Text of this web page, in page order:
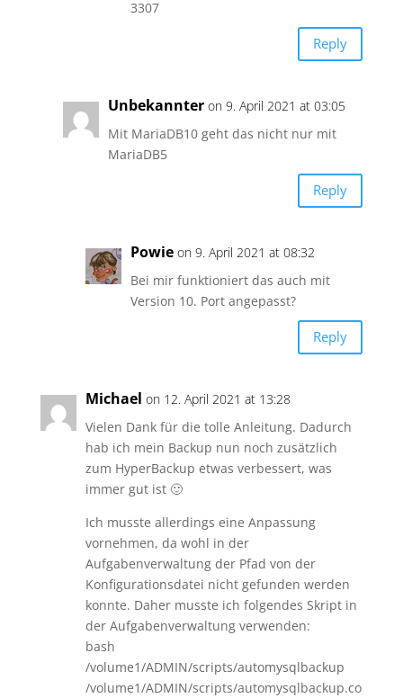
3307
Reply
Unbekannter on 9. April 2021 at 03:05
Mit MariaDB10 geht das nicht nur mit
MariaDB5
Reply
Powie on 9. April 2021 at 08:32
Bei mir funktioniert das auch mit
Version 10. Port angepasst?
Reply
Michael on 12. April 2021 at 13:28
Vielen Dank für die tolle Anleitung. Dadurch
hab ich mein Backup nun noch zusätzlich
zum HyperBackup etwas verbessert, was
immer gut ist 🙂
Ich musste allerdings eine Anpassung
vornehmen, da wohl in der
Aufgabenverwaltung der Pfad von der
Konfigurationsdatei nicht gefunden werden
konnte. Daher musste ich folgendes Skript in
der Aufgabenverwaltung verwenden:
bash
/volume1/ADMIN/scripts/automysqlbackup
/volume1/ADMIN/scripts/automysqlbackup.co